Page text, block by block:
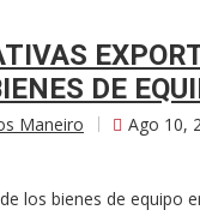
DE
Maneiro Ago 10,
los bienes de equipo